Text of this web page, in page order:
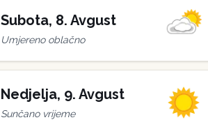
Subota, 8. Avgust
Umjereno oblačno
Nedjelja, 9. Avgust
Sunčano vrijeme